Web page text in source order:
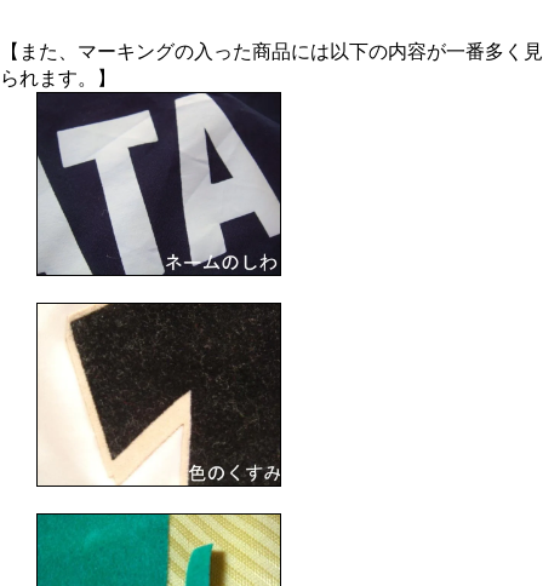
【また、マーキングの入った商品には以下の内容が一番多く見
られます。】